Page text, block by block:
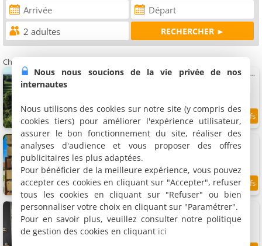
Chambres d'hôtes à proximité de la Gare de Montivilliers
Chambres d'hôtes le coin des aromates près d'Etretat
5 km 9.9/10
Chambres d'hôtes Clos Almahe
3 chambres (total 8 personnes)
5.7 km 9.8
Chambres d'hôtes Entre Honfleur et Etretat
3 chambres (total 9 personnes)
Nous nous soucions de la vie privée de nos
internautes
Nous utilisons des cookies sur notre site (y compris des
cookies tiers) pour améliorer l'expérience utilisateur,
assurer le bon fonctionnement du site, réaliser des
analyses d'audience et vous proposer des offres
publicitaires les plus adaptées.
Pour bénéficier de la meilleure expérience, vous pouvez
accepter ces cookies en cliquant sur "Accepter", refuser
tous les cookies en cliquant sur "Refuser" ou bien
personnaliser votre choix en cliquant sur "Paramétrer".
Pour en savoir plus, veuillez consulter notre politique
de gestion des cookies en cliquant ici